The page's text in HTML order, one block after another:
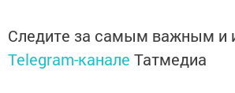
Следите за самым важным и
Telegram-канале Татмедиа